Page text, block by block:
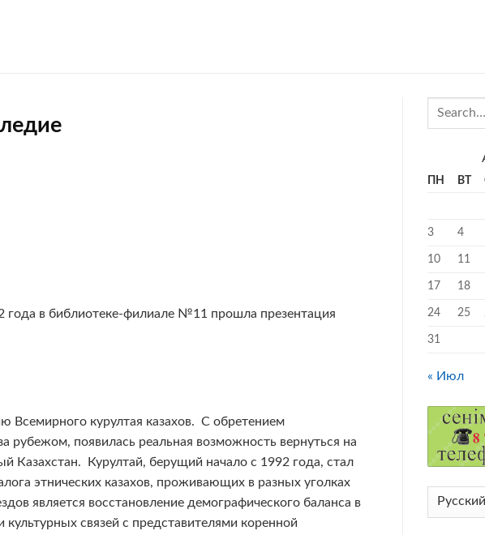
года в библиотеке-филиале №11 прошла презентация
Всемирного курултая казахов. С обретением
рубежом, появилась реальная возможность вернуться на
Казахстан. Курултай, берущий начало с 1992 года, стал
этнических казахов, проживающих в разных уголках
является восстановление демографического баланса в
связей с представителями коренной
ПН ВТ
3 4
10 11
17 18
24 25
31
« Июл
Выбрать